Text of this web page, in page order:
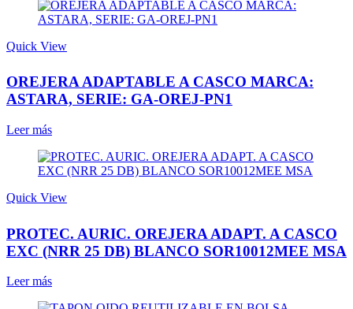
Quick View
OREJERA ADAPTABLE A CASCO MARCA:
ASTARA, SERIE: GA-OREJ-PN1
Leer más
Quick View
PROTEC. AURIC. OREJERA ADAPT. A CASCO
EXC (NRR 25 DB) BLANCO SOR10012MEE MSA
Leer más